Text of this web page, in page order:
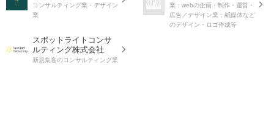
コンサルティング業・デザイン
業
業：webの企画・制作・運営・
広告／デザイン業：紙媒体など
のデザイン・ロゴ作成等
スポットライトコンサ
ルティング株式会社
新規集客のコンサルティング業